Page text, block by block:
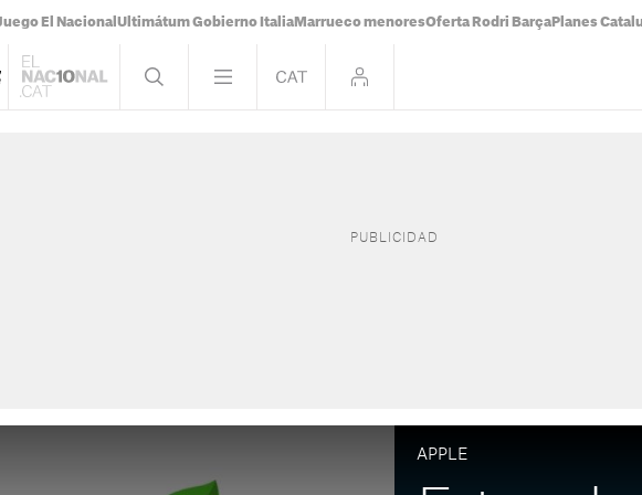
El Nacional Ultimátum Gobierno Italia Marrueco menoresOferta Rodri Barça Planes
APPLE